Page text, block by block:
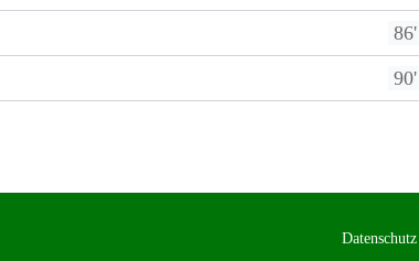
86'
90'
Datenschutz